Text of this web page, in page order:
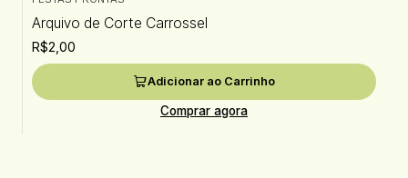
Arquivo de Corte Carrossel
R$2,00
Adicionar ao Carrinho
Comprar agora